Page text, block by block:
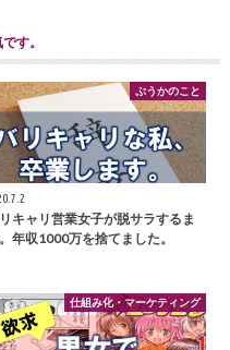
す。
ぷうかのこと
キャリ営業女子が脱サラするま
年収1000万を捨てました。
仕組み化・マーケティング